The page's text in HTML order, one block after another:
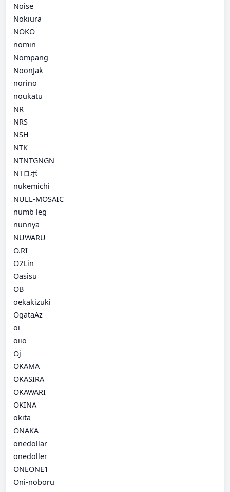
Noise
Nokiura
NOKO
nomin
Nompang
NoonJak
norino
noukatu
NR
NRS
NSH
NTK
NTNTGNGN
NTロボ
nukemichi
NULL-MOSAIC
numb leg
nunnya
NUWARU
O.RI
O2Lin
Oasisu
OB
oekakizuki
OgataAz
oi
oiio
Oj
OKAMA
OKASIRA
OKAWARI
OKINA
okita
ONAKA
onedollar
onedoller
ONEONE1
Oni-noboru